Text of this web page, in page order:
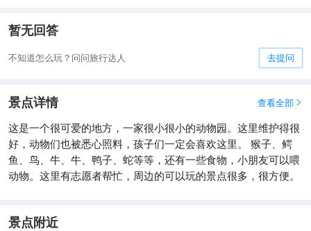
暂无回答
不知道怎么玩？问问旅行达人 去提问
景点详情 查看全部 
这是一个很可爱的地方，一家很小很小的动物园。这里维护得很
好，动物们也被悉心照料，孩子们一定会喜欢这里。 猴子、鳄
鱼、鸟、牛、牛、鸭子、蛇等等，还有一些食物，小朋友可以喂
动物。这里有志愿者帮忙，周边的可以玩的景点很多，很方便。
景点附近